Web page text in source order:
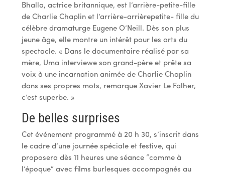
Bhalla, actrice britannique, est l’arrière-petite-fille
de Charlie Chaplin et l’arrière-arrièrepetite- fille du
célèbre dramaturge Eugene O’Neill. Dès son plus
jeune âge, elle montre un intérêt pour les arts du
spectacle. « Dans le documentaire réalisé par sa
mère, Uma interviewe son grand-père et prête sa
voix à une incarnation animée de Charlie Chaplin
dans ses propres mots, remarque Xavier Le Falher,
c’est superbe. »
De belles surprises
Cet événement programmé à 20 h 30, s’inscrit dans
le cadre d’une journée spéciale et festive, qui
proposera dès 11 heures une séance “comme à
l’époque” avec films burlesques accompagnés au